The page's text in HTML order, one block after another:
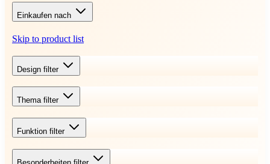
Einkaufen nach
Skip to product list
Design filter
Thema filter
Funktion filter